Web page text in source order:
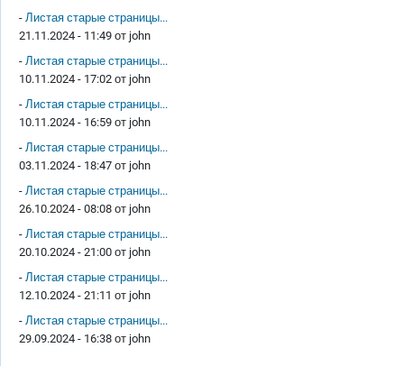
- Листая старые страницы...
21.11.2024 - 11:49 от john
- Листая старые страницы...
10.11.2024 - 17:02 от john
- Листая старые страницы...
10.11.2024 - 16:59 от john
- Листая старые страницы...
03.11.2024 - 18:47 от john
- Листая старые страницы...
26.10.2024 - 08:08 от john
- Листая старые страницы...
20.10.2024 - 21:00 от john
- Листая старые страницы...
12.10.2024 - 21:11 от john
- Листая старые страницы...
29.09.2024 - 16:38 от john